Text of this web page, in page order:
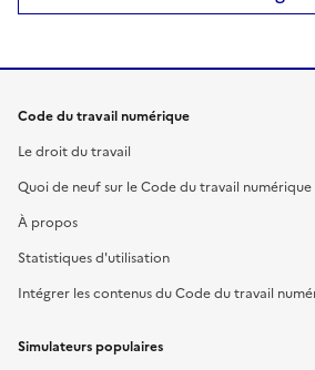
Code du travail numérique
Le droit du travail
Quoi de neuf sur le Code du travail numérique
À propos
Statistiques d'utilisation
Intégrer les contenus du Code du travail
Simulateurs populaires